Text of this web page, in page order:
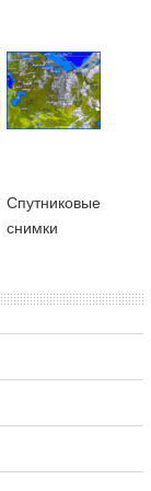
Cпутниковые
снимки